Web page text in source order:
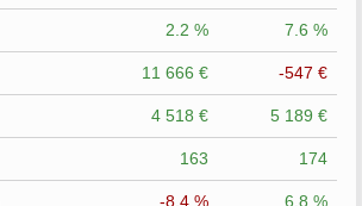
2.2 % 7.6 %
11 666 € -547 €
4 518 € 5 189 €
163 174
-8.4 % 6.8 %